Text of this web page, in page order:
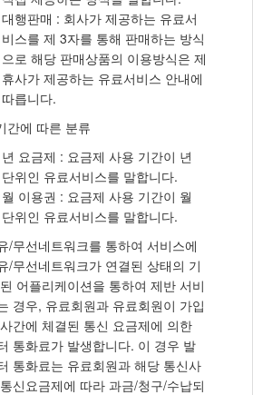
대행판매 : 회사가 제공하는 유료서
비스를 제 3자를 통해 판매하는 방식
으로 해당 판매상품의 이용방식은 제
휴사가 제공하는 유료서비스 안내에
따릅니다.
간에 따른 분류
년 요금제 : 요금제 사용 기간이 년
단위인 유료서비스를 말합니다.
월 이용권 : 요금제 사용 기간이 월
단위인 유료서비스를 말합니다.
/무선네트워크를 통하여 서비스에
/무선네트워크가 연결된 상태의 기
어플리케이션을 통하여 제반 서비
경우, 유료회원과 유료회원이 가입
간에 체결된 통신 요금제에 의한
통화료가 발생합니다. 이 경우 발
통화료는 유료회원과 해당 통신사
신요금제에 따라 과금/청구/수납되